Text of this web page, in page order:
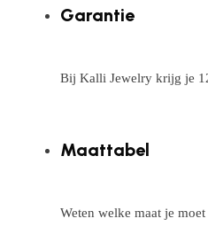
Garantie
Bij Kalli Jewelry krijg je
Maattabel
Weten welke maat je